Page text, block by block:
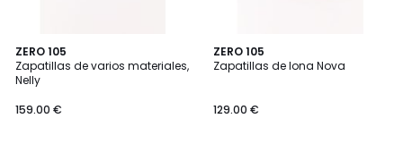
ZERO 105
Zapatillas de varios materiales,
Nelly
159.00 €
ZERO 105
Zapatillas de lona Nova
129.00 €